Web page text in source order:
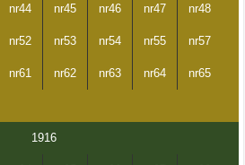
nr44 nr45 nr46 nr47 nr48
nr52 nr53 nr54 nr55 nr57
nr61 nr62 nr63 nr64 nr65
1916